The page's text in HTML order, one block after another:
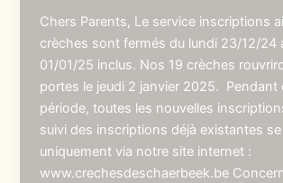
Chers Parents, Le service inscriptions
crèches sont fermés du lundi 23/12/24
01/01/25 inclus. Nos 19 crèches
portes le jeudi 2 janvier 2025. Pendant
période, toutes les nouvelles
suivi des inscriptions déjà existantes
uniquement via notre site internet :
www.crechesdeschaerbeek.be